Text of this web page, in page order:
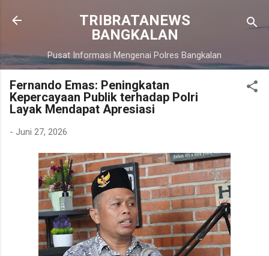
Langsung ke konten utama
TRIBRATANEWS
BANGKALAN
Pusat Informasi Mengenai Polres Bangkalan
Fernando Emas: Peningkatan
Kepercayaan Publik terhadap Polri
Layak Mendapat Apresiasi
- Juni 27, 2026